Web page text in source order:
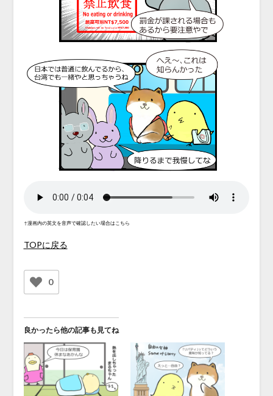
↑漫画内の英文を音声で確認したい場合はこちら
TOPに戻る
0
良かったら他の記事も見てね